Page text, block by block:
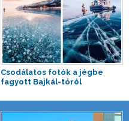
Csodálatos fotók a jégbe
fagyott Bajkál-tóról